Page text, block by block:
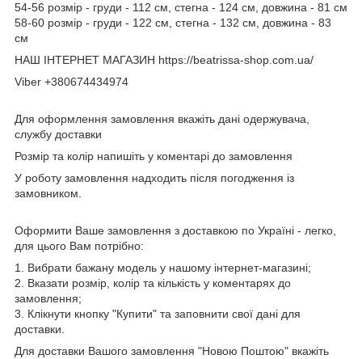
54-56 розмір - груди - 112 см, стегна - 124 см, довжина - 81 см
58-60 розмір - груди - 122 см, стегна - 132 см, довжина - 83
см
НАШ ІНТЕРНЕТ МАГАЗИН https://beatrissa-shop.com.ua/
Viber +380674434974
Для оформлення замовлення вкажіть дані одержувача,
службу доставки
Розмір та колір напишіть у коментарі до замовлення
У роботу замовлення надходить після погодження із
замовником.
Оформити Ваше замовлення з доставкою по Україні - легко,
для цього Вам потрібно:
1. Вибрати бажану модель у нашому інтернет-магазині;
2. Вказати розмір, колір та кількість у коментарях до
замовлення;
3. Клікнути кнопку "Купити" та заповнити свої дані для
доставки.
Для доставки Вашого замовлення "Новою Поштою" вкажіть